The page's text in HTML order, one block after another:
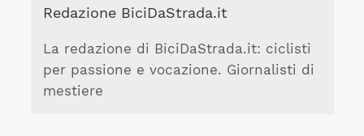
Redazione BiciDaStrada.it
La redazione di BiciDaStrada.it: ciclisti
per passione e vocazione. Giornalisti di
mestiere